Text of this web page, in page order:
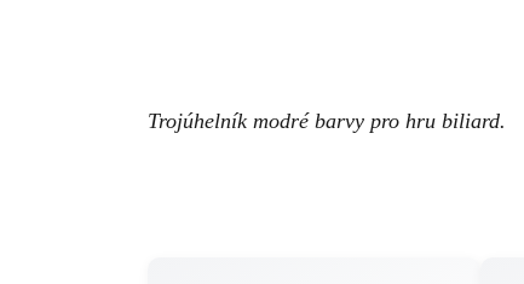
Trojúhelník modré barvy pro hru biliard.